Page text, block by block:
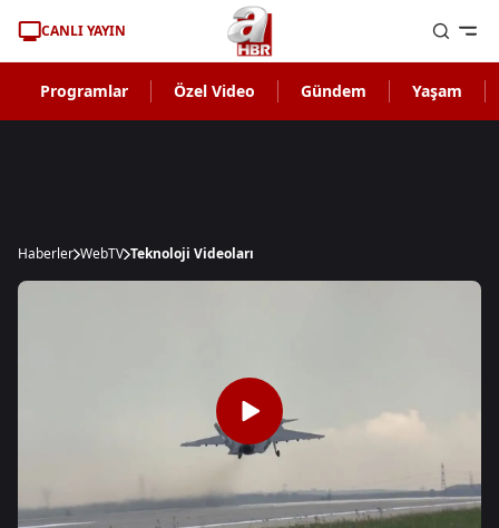
CANLI YAYIN
Programlar Özel Video Gündem Yaşam
Haberler WebTV Teknoloji Videoları